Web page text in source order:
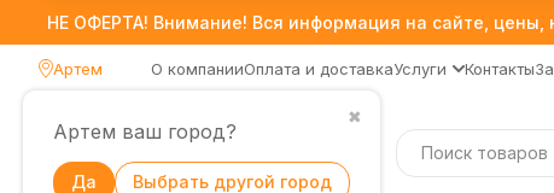
НЕ ОФЕРТА! Внимание! Вся информация на сайте, цены,
Артем
✖
Артем ваш город?
Да Выбрать другой город
О компанииОплата и доставкаУслуги Контакты